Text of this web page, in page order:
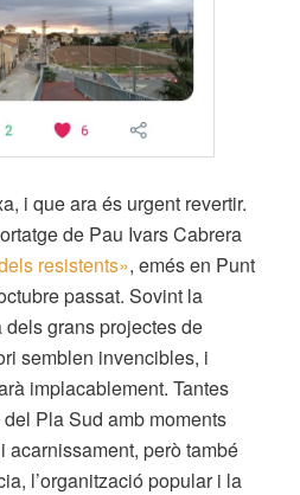
i que ara és urgent revertir.
de Pau Ivars Cabrera
resistents», emés en Punt
passat. Sovint la
grans projectes de
semblen invencibles, i
implacablement. Tantes
Pla Sud amb moments
acarnissament, però també
l’organització popular i la